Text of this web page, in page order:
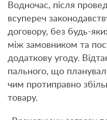
Водночас, після
всупереч
договору, без будь-
між замовником та
додаткову угоду.
пального, що
чим протиправно
товару.